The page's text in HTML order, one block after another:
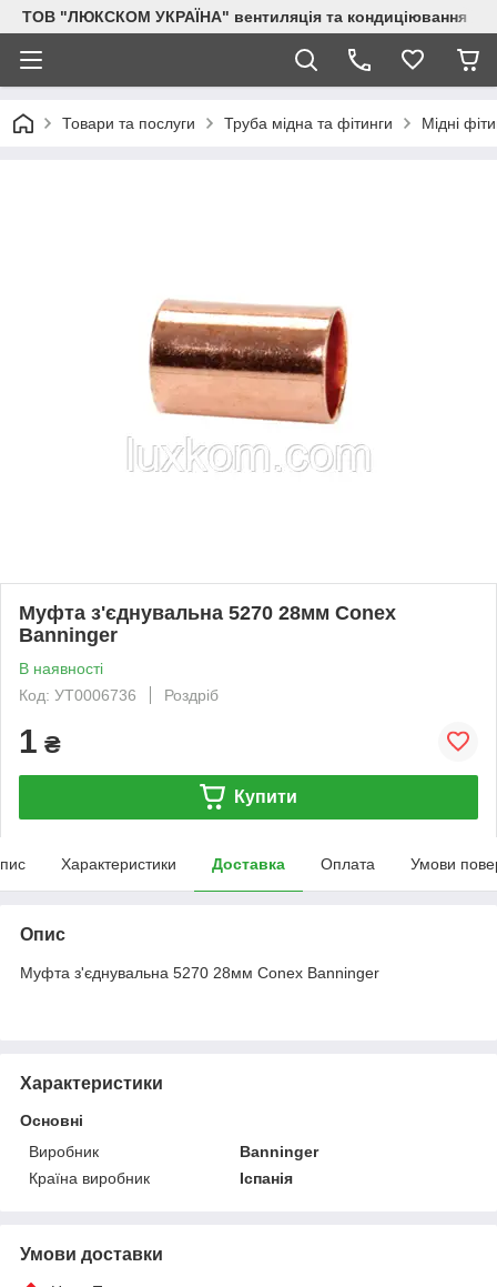
ТОВ "ЛЮКСКОМ УКРАЇНА" вентиляція та кондиціювання
Товари та послуги Труба мідна та фітинги Мідні
Муфта з'єднувальна 5270 28мм Conex
Banninger
В наявності
Код: УТ0006736
Роздріб
1 ₴
Купити
Характеристики Доставка Оплата Умови
Опис
Муфта з'єднувальна 5270 28мм Conex Banninger
Характеристики
Основні
Виробник
Banninger
Країна виробник
Іспанія
Умови доставки